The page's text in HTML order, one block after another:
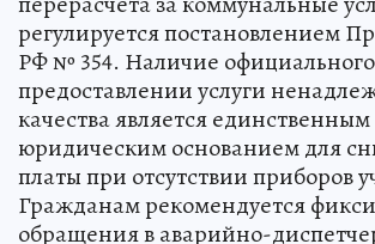
регулируется постановлением
РФ № 354. Наличие официального
предоставлении услуги
качества является единственным
юридическим основанием для
платы при отсутствии приборов
Гражданам рекомендуется
обращения в аварийно-